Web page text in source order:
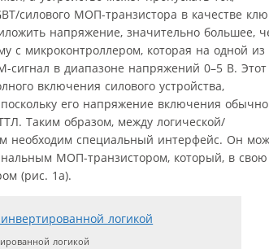
силового МОП-транзистора в качестве
напряжение, значительно большее,
с микроконтроллером, которая на одной из
в диапазоне напряжений 0–5 В. Этот
включения силового устройства,
его напряжение включения обычно
Таким образом, между логической/
необходим специальный интерфейс. Он
МОП-транзистором, который, в свою
(рис. 1a).
логикой